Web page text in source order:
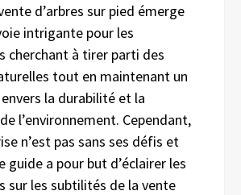
d’arbres sur pied émerge
intrigante pour les
cherchant à tirer parti des
tout en maintenant un
la durabilité et la
l’environnement. Cependant,
n’est pas sans ses défis et
guide a pour but d’éclairer les
sur les subtilités de la vente